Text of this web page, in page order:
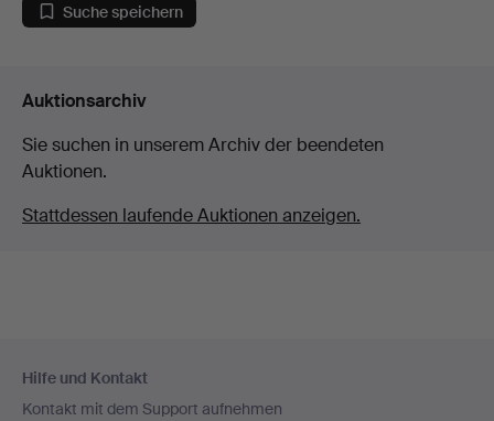
Suche speichern
Auktionsarchiv
Sie suchen in unserem Archiv der beendeten
Auktionen.
Stattdessen laufende Auktionen anzeigen.
Navigation
Hilfe und Kontakt
Kontakt mit dem Support aufnehmen